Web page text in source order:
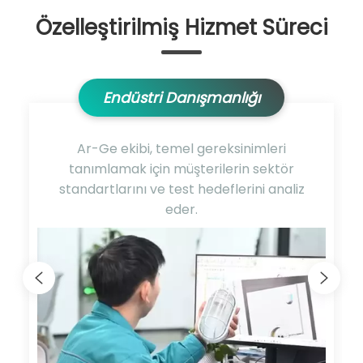
homojenliğini (≤1,5°C) ve
stabiliteyi (±0,5°C) garanti
eder. Elektrolit sızıntısından
kaynaklanan hidroflorik asit
korozyonuna dirençli, tam PTFE
iç kaplama ve dahili 1kW'a
kadar yönetim sağlayan
yedekli su soğutmalı sistemler
ile endüstriyel düzeyde
Özelleştirilmiş Hizmet Süreci
Endüstri Danışmanlığı
Ar-Ge ekibi, temel gereksinimleri
tanımlamak için müşterilerin sektör
standartlarını ve test hedeflerini analiz
eder.